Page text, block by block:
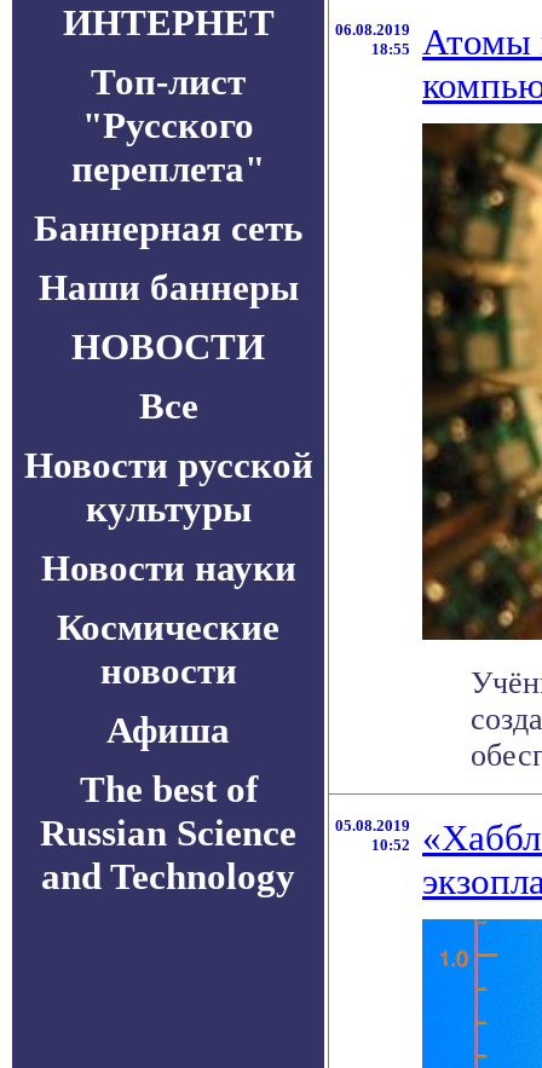
ИНТЕРНЕТ
Топ-лист
"Русского
переплета"
Баннерная сеть
Наши баннеры
НОВОСТИ
Все
Новости русской
культуры
Новости науки
Космические
новости
Афиша
The best of
Russian Science
and Technology
06.08.2019
18:55
Атомы
05.08.2019
10:52